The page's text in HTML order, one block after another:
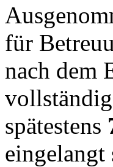
für
nach dem
spätestens
eingelangt